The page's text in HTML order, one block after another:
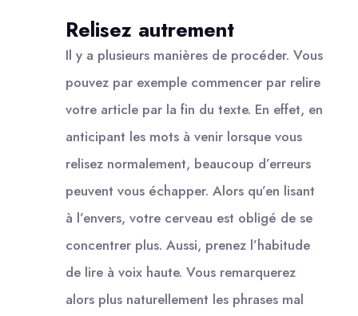
Relisez autrement
Il y a plusieurs manières de procéder. Vous
pouvez par exemple commencer par relire
votre article par la fin du texte. En effet, en
anticipant les mots à venir lorsque vous
relisez normalement, beaucoup d’erreurs
peuvent vous échapper. Alors qu’en lisant
à l’envers, votre cerveau est obligé de se
concentrer plus. Aussi, prenez l’habitude
de lire à voix haute. Vous remarquerez
alors plus naturellement les phrases mal